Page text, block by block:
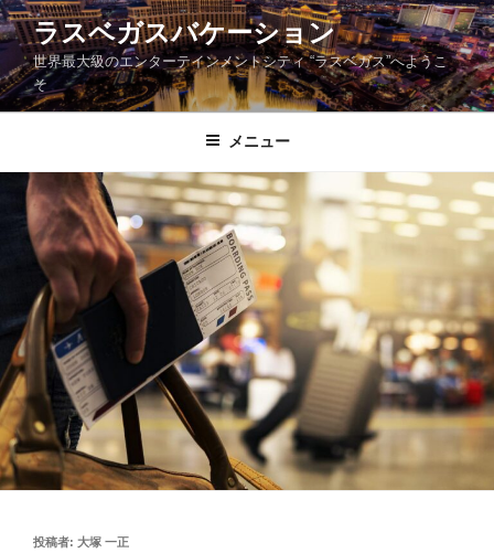
コ
ン
テ
ン
ツ
ス
ラスベガスバケーション
世界最大級のエンターテインメントシティ “ラスベガス”へようこ
そ
メニュー
投
投稿者: 大塚 一正